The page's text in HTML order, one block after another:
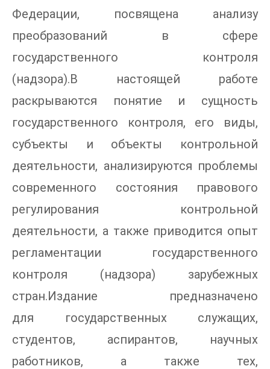
Федерации, посвящена анализу
преобразований в сфере
государственного контроля
(надзора).В настоящей работе
раскрываются понятие и сущность
государственного контроля, его виды,
субъекты и объекты контрольной
деятельности, анализируются проблемы
современного состояния правового
регулирования контрольной
деятельности, а также приводится опыт
регламентации государственного
контроля (надзора) зарубежных
стран.Издание предназначено
для государственных служащих,
студентов, аспирантов, научных
работников, а также тех,